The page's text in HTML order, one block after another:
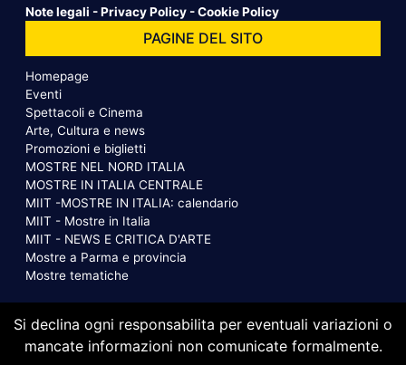
Note legali -Privacy Policy -Cookie Policy
PAGINE DEL SITO
Homepage
Eventi
Spettacoli e Cinema
Arte, Cultura e news
Promozioni e biglietti
MOSTRE NEL NORD ITALIA
MOSTRE IN ITALIA CENTRALE
MIIT -MOSTRE IN ITALIA: calendario
MIIT - Mostre in Italia
MIIT - NEWS E CRITICA D'ARTE
Mostre a Parma e provincia
Mostre tematiche
Si declina ogni responsabilita per eventuali variazioni o
mancate informazioni non comunicate formalmente.